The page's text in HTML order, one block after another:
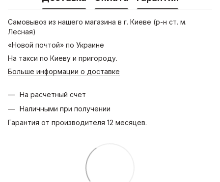
Самовывоз из нашего магазина в г. Киеве (р-н ст. м.
Лесная)
«Новой почтой» по Украине
На такси по Киеву и пригороду.
Больше информации о доставке
На расчетный счет
Наличными при получении
Гарантия от производителя 12 месяцев.